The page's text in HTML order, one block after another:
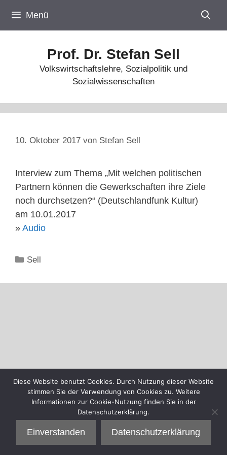
Inhalt
springen
Menü
Prof. Dr. Stefan Sell
Volkswirtschaftslehre, Sozialpolitik und
Sozialwissenschaften
10. Oktober 2017 von Stefan Sell
Interview zum Thema „Mit welchen politischen
Partnern können die Gewerkschaften ihre Ziele
noch durchsetzen?“ (Deutschlandfunk Kultur)
am 10.01.2017
» Audio
Kategorien
Sell
Diese Website benutzt Cookies. Durch Nutzung dieser Website
stimmen Sie der Verwendung von Cookies zu. Weitere
Informationen zur Cookie-Nutzung finden Sie in der
Datenschutzerklärung.
Einverstanden Datenschutzerklärung